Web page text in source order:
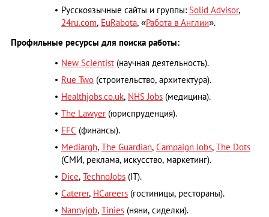
Русскоязычные сайты и группы: Solid Advisor,
24ru.com, EuRabota, «Работа в Англии».
Профильные ресурсы для поиска работы:
New Scientist (научная деятельность).
Rue Two (строительство, архитектура).
Healthjobs.co.uk, NHS Jobs (медицина).
The Lawyer (юриспруденция).
EFC (финансы).
Mediargh, The Guardian, Campaign Jobs, The Dots
(СМИ, реклама, искусство, маркетинг).
Dice, TechnoJobs (IT).
Caterer, HCareers (гостиницы, рестораны).
Nannyjob, Tinies (няни, сиделки).